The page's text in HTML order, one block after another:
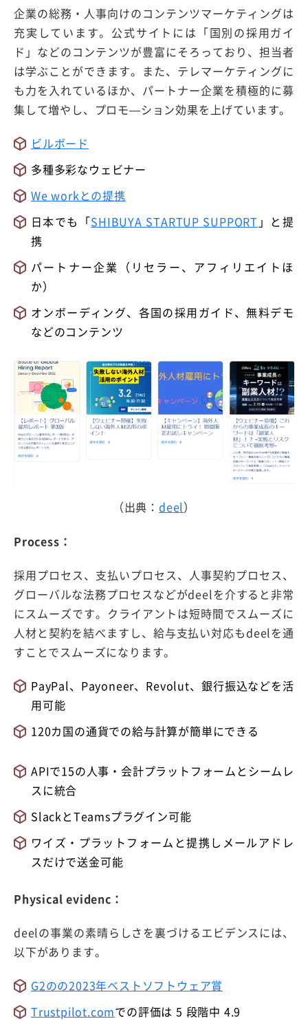
企業の総務・人事向けのコンテンツマーケティングは
充実しています。公式サイトには「国別の採用ガイ
ド」などのコンテンツが豊富にそろっており、担当者
は学ぶことができます。また、テレマーケティングに
も力を入れているほか、パートナー企業を積極的に募
集して増やし、プロモ—ション効果を上げています。
ビルボード
多種多彩なウェビナー
We workとの提携
日本でも 「SHIBUYA STARTUP SUPPORT 」と提
携
パートナー企業（リセラー、アフィリエイトほ
か）
オンボーディング、各国の採用ガイド、無料デモ
などのコンテンツ
（出典： deel）
Process：
採用プロセス、支払いプロセス、人事契約プロセス、
グローバルな法務プロセスなどがdeelを介すると非常
にスムーズです。クライアントは短時間でスムーズに
人材と契約を結べますし、給与支払い対応もdeelを通
すことでスムーズになります。
PayPal、Payoneer、Revolut、銀行振込などを活
用可能
120カ国の通貨での給与計算が簡単にできる
APIで15の人事・会計プラットフォームとシームレ
スに統合
SlackとTeamsプラグイン可能
ワイズ・プラットフォームと提携しメールアドレ
スだけで送金可能
Physical evidenc：
deelの事業の素晴らしさを裏づけるエビデンスには、
以下があります。
G2のの2023年ベストソフトウェア賞
Trustpilot.comでの評価は 5 段階中 4.9